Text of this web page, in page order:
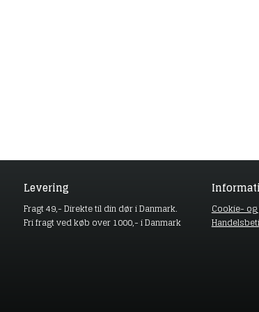
Levering
Fragt 49,- Direkte til din dør i Danmark.
Fri fragt ved køb over 1000,- i Danmark
Cookie-